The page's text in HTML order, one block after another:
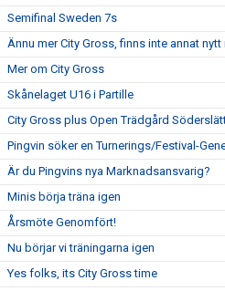
Semifinal Sweden 7s
Ännu mer City Gross, finns inte annat
Mer om City Gross
Skånelaget U16 i Partille
City Gross plus Open Trädgård
Pingvin söker en Turnerings/Festival-
Är du Pingvins nya Marknadsansvarig?
Minis börja träna igen
Årsmöte Genomfört!
Nu börjar vi träningarna igen
Yes folks, its City Gross time